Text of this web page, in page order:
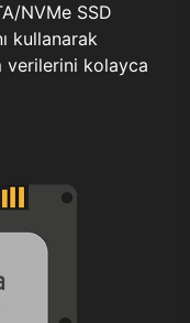
NVMe SSD
kullanarak
verilerini kolayca